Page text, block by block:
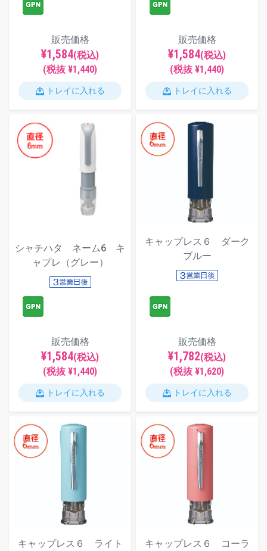
販売価格
¥1,584(税込)
(税抜 ¥1,440)
トレイに入れる
販売価格
¥1,584(税込)
(税抜 ¥1,440)
トレイに入れる
シャチハタ ネーム6 キ
ャプレ（グレー）
販売価格
¥1,584(税込)
(税抜 ¥1,440)
トレイに入れる
キャップレス６ ダーク
ブルー
販売価格
¥1,782(税込)
(税抜 ¥1,620)
トレイに入れる
キャップレス６ ライト
キャップレス６ コーラ